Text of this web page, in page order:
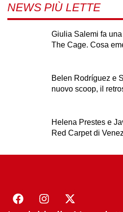
NEWS PIÙ LETTE
Giulia Salemi fa
The Cage. Cosa
Belen Rodríguez e
nuovo scoop, il
Helena Prestes e
Red Carpet di